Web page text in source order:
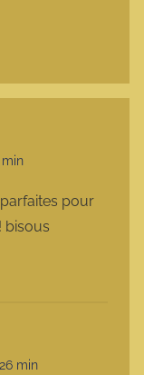
min
pour
bisous
min